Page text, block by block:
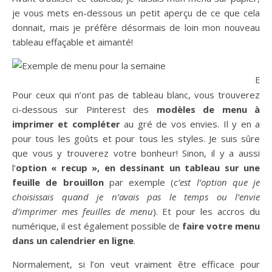
je vous mets en-dessous un petit aperçu de ce que cela
donnait, mais je préfère désormais de loin mon nouveau
tableau effaçable et aimanté!
Pour ceux qui n’ont pas de tableau blanc, vous trouverez
ci-dessous sur Pinterest des modèles de menu à
imprimer et compléterau gré de vos envies. Il y en a
pour tous les goûts et pour tous les styles. Je suis sûre
que vous y trouverez votre bonheur! Sinon, il y a aussi
l’option « recup », en dessinant un tableau sur une
feuille de brouillonpar exemple (c’est l’option que je
choisissais quand je n’avais pas le temps ou l’envie
d’imprimer mes feuilles de menu). Et pour les accros du
numérique, il est également possible de faire votre menu
dans un calendrier en ligne.
Normalement, si l’on veut vraiment être efficace pour